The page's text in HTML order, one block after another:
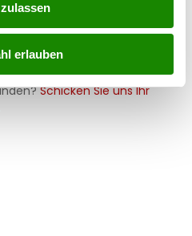
erlauben
Alltägliches - von leichter
Passion AuthorHanna E.
Schicken Sie uns Ihr